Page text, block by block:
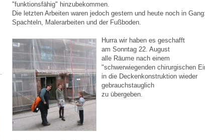
"funktionsfähig" hinzubekommen.
Die letzten Arbeiten waren jedoch gestern und heute noch in Gang:
Spachteln, Malerarbeiten und der Fußboden.
Hurra wir haben es geschafft
am Sonntag 22. August
alle Räume nach einem
"schwerwiegenden chirurgischen
in die Deckenkonstruktion wieder
gebrauchstauglich
zu übergeben.